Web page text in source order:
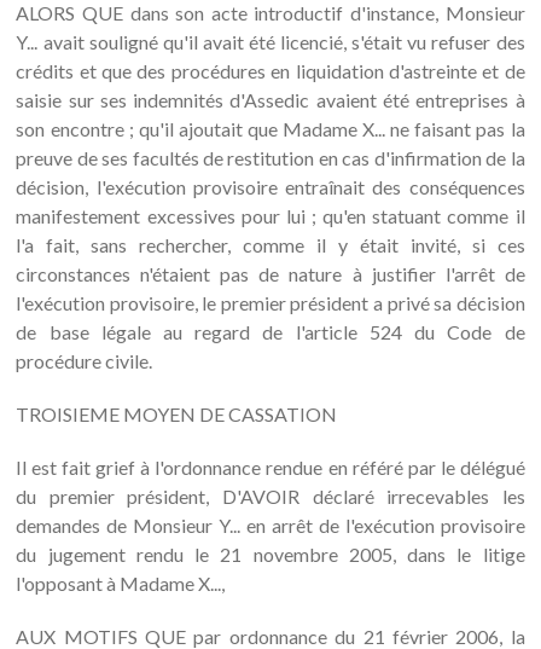
ALORS QUE dans son acte introductif d'instance, Monsieur
Y... avait souligné qu'il avait été licencié, s'était vu refuser des
crédits et que des procédures en liquidation d'astreinte et de
saisie sur ses indemnités d'Assedic avaient été entreprises à
son encontre ; qu'il ajoutait que Madame X... ne faisant pas la
preuve de ses facultés de restitution en cas d'infirmation de la
décision, l'exécution provisoire entraînait des conséquences
manifestement excessives pour lui ; qu'en statuant comme il
l'a fait, sans rechercher, comme il y était invité, si ces
circonstances n'étaient pas de nature à justifier l'arrêt de
l'exécution provisoire, le premier président a privé sa décision
de base légale au regard de l'article 524 du Code de
procédure civile.
TROISIEME MOYEN DE CASSATION
Il est fait grief à l'ordonnance rendue en référé par le délégué
du premier président, D'AVOIR déclaré irrecevables les
demandes de Monsieur Y... en arrêt de l'exécution provisoire
du jugement rendu le 21 novembre 2005, dans le litige
l'opposant à Madame X...,
AUX MOTIFS QUE par ordonnance du 21 février 2006, la